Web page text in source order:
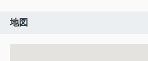
地図